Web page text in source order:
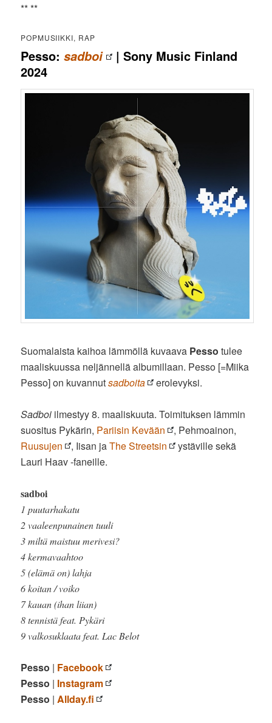
** **
POPMUSIIKKI, RAP
Pesso:sadboi
| Sony Music Finland
2024
Suomalaista kaihoa lämmöllä kuvaava Pesso tulee
maaliskuussa neljännellä albumillaan. Pesso [=Miika
Pesso] on kuvannutsadboita erolevyksi.
Sadboi ilmestyy 8. maaliskuuta. Toimituksen lämmin
suositus Pykärin, Pariisin Kevään
, Pehmoainon,
Ruusujen
, Iisan jaThe Streetsin
ystäville sekä
Lauri Haav -faneille.
sadboi
1 puutarhakatu
2 vaaleenpunainen tuuli
3 miltä maistuu merivesi?
4 kermavaahtoo
5 (elämä on) lahja
6 koitan / voiko
7 kauan (ihan liian)
8 tennistä feat. Pykäri
9 valkosuklaata feat. Lac Belot
Pesso | Facebook
Pesso | Instagram
Pesso | Allday.fi